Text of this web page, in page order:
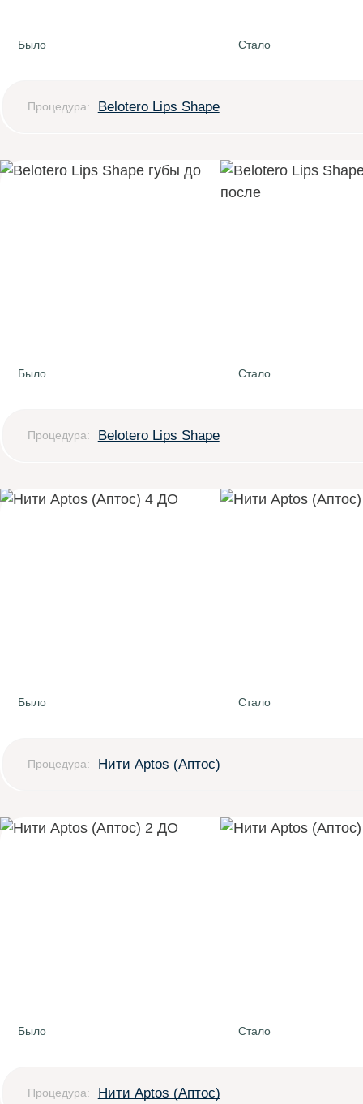
Было Стало
Процедура: Belotero Lips Shape
Было Стало
Процедура: Belotero Lips Shape
Было Стало
Процедура: Нити Aptos (Аптос)
Было Стало
Процедура: Нити Aptos (Аптос)